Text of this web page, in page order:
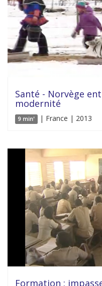
Santé - Norvège
modernité
9 min' | France | 2013
Formation :